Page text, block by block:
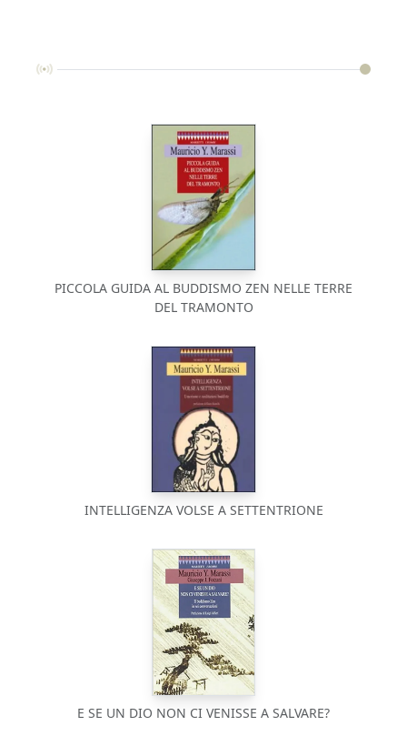
PICCOLA GUIDA AL BUDDISMO ZEN NELLE TERRE
DEL TRAMONTO
INTELLIGENZA VOLSE A SETTENTRIONE
E SE UN DIO NON CI VENISSE A SALVARE?